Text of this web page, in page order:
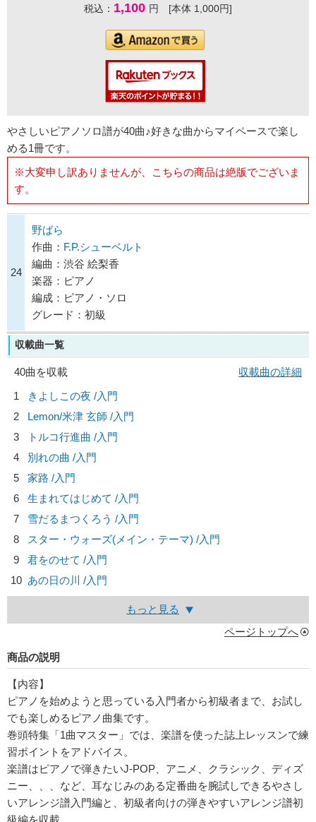
税込： 1,100 円 [本体 1,000円]
やさしいピアノソロ譜が40曲♪好きな曲からマイペースで楽し
める1冊です。
※大変申し訳ありませんが、こちらの商品は絶版でございま
す。
24
野ばら
作曲： F.P.シューベルト
編曲：渋谷 絵梨香
楽器：ピアノ
編成：ピアノ・ソロ
グレード：初級
収載曲一覧
40曲を収載
収載曲の詳細
1
きよしこの夜 /入門
2
Lemon/米津 玄師 /入門
3
トルコ行進曲 /入門
4
別れの曲 /入門
5
家路 /入門
6
生まれてはじめて /入門
7
雪だるまつくろう /入門
8
スター・ウォーズ(メイン・テーマ) /入門
9
君をのせて /入門
10 あの日の川 /入門
もっと見る
ページトップへ
商品の説明
【内容】
ピアノを始めようと思っている入門者から初級者まで、お試し
でも楽しめるピアノ曲集です。
巻頭特集「1曲マスター」では、楽譜を使った誌上レッスンで練
習ポイントをアドバイス。
楽譜はピアノで弾きたいJ-POP、アニメ、クラシック、ディズ
ニー、、、など、耳なじみのある定番曲を腕試しできるやさし
いアレンジ譜入門編と、初級者向けの弾きやすいアレンジ譜初
級編を収載。